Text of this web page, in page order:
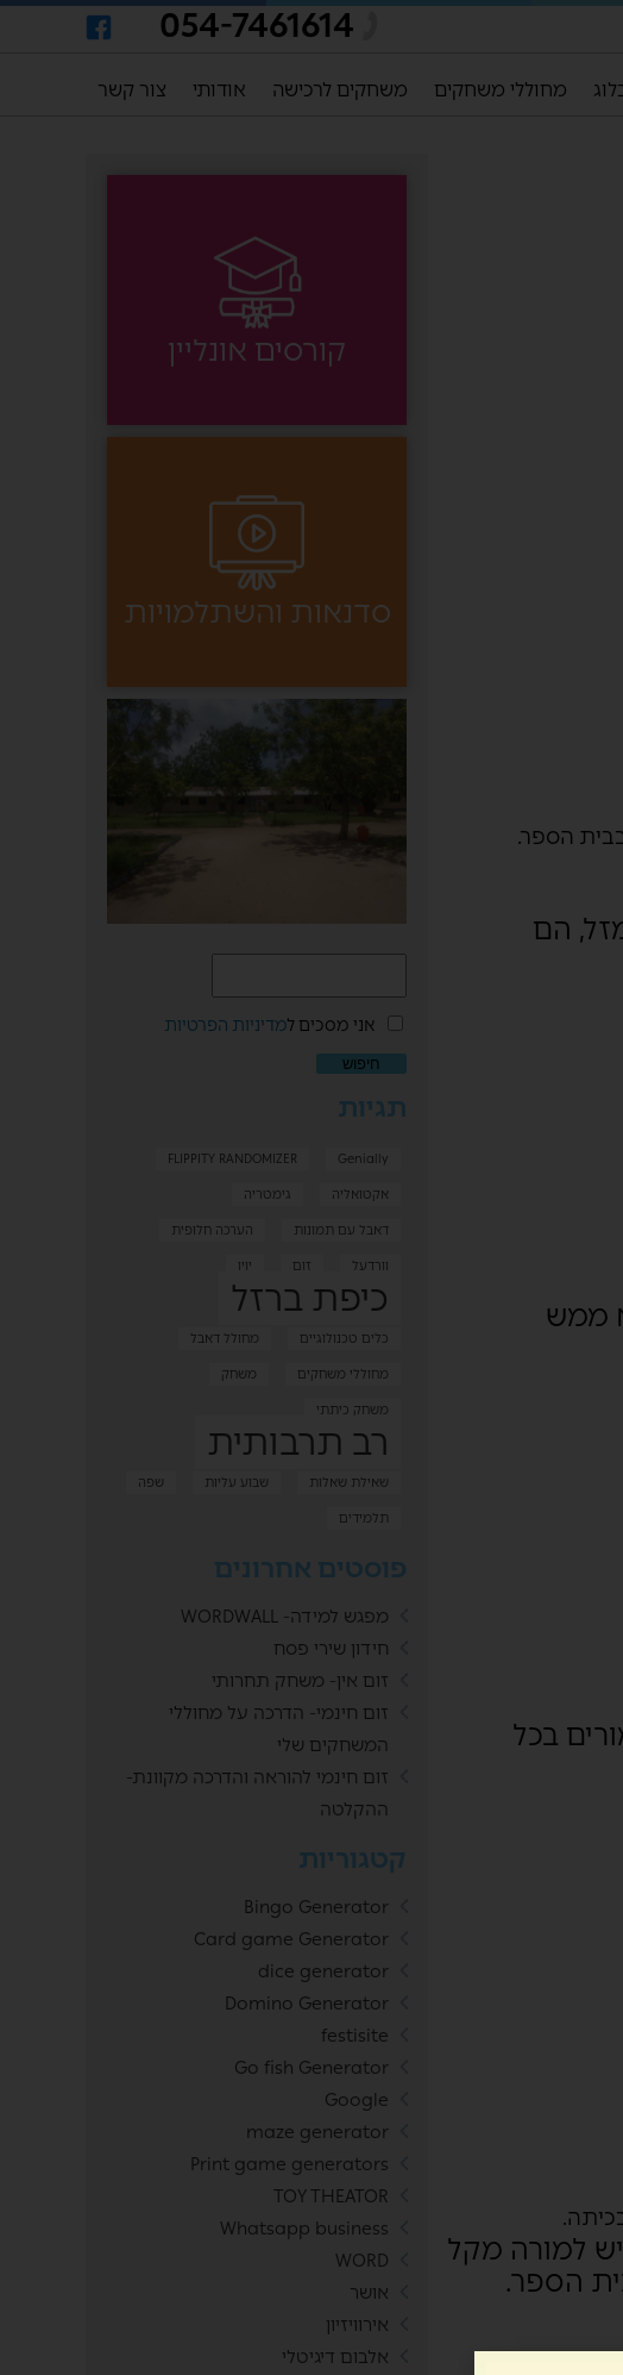
054-7461614
מחוללי משחקים משחקים לרכישה אודותי צור קשר
הספר.
הם
ממש
כ800 תלמידים. בכל כיתה יש בין 70 ל140 תלמידים. יש 2 מורים בכל
למורה מקל
הספר.
קורסים אונליין
סדנאות והשתלמויות
אני מסכים למדיניות הפרטיות
תגיות
FLIPPITY RANDOMIZER
Genially
אקטואליה
גימטריה
דאבל עם תמונות
הערכה חלופית
וורדעל
זום יויו
כיפת ברזל
כלים טכנולוגיים
מחולל דאבל
מחוללי משחקים
משחק
משחק כיתתי
רב תרבותית
שאילת שאלות שבוע עליות
שפה
תלמידים
פוסטים אחרונים
מפגש למידה- WORDWALL
חידון שירי פסח
זום אין- משחק תחרותי
זום חינמי- הדרכה על מחוללי
המשחקים שלי
זום חינמי להוראה והדרכה מקוונת-
ההקלטה
קטגוריות
Bingo Generator
Card game Generator
dice generator
Domino Generator
festisite
Go fish Generator
Google
maze generator
Print game generators
TOY THEATOR
Whatsapp business
WORD
אושר
אירוויזיון
אלבום דיגיטלי